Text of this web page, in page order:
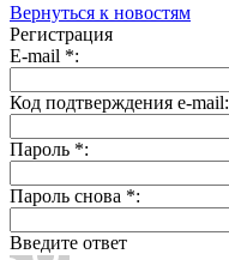
Вернуться к новостям
Регистрация
E-mail *:
Код подтверждения e-mail:
Пароль *:
Пароль снова *:
Введите ответ